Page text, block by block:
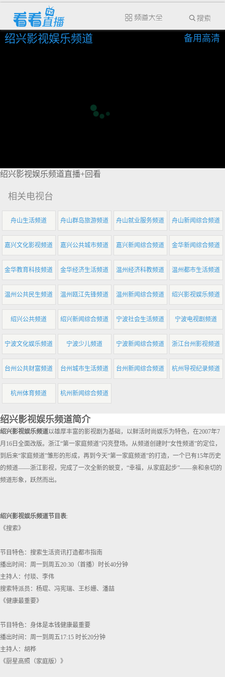
绍兴影视娱乐频道 备用高清
绍兴影视娱乐频道直播+回看
相关电视台
舟山生活频道 舟山群岛旅游频道 舟山就业服务频道 舟山新闻综合频道
嘉兴文化影视频道 嘉兴公共城市频道 嘉兴新闻综合频道 金华新闻综合频道
金华教育科技频道 金华经济生活频道 温州经济科教频道 温州都市生活频道
温州公共民生频道 温州瓯江先锋频道 温州新闻综合频道 绍兴影视娱乐频道
绍兴公共频道 绍兴新闻综合频道 宁波社会生活频道 宁波电视剧频道
宁波文化娱乐频道 宁波少儿频道 宁波新闻综合频道 浙江台州影视频道
台州公共财富频道 台州城市生活频道 台州新闻综合频道 杭州导视纪录频道
杭州体育频道 杭州新闻综合频道
绍兴影视娱乐频道简介
绍兴影视娱乐频道以雄厚丰富的影视剧为基础，以鲜活时尚娱乐为特色，在2007年7
月16日全面改版。浙江“第一家庭频道”闪亮登场。从频道创建时“女性频道”的定位，
到后来“家庭频道”雏形的形成，再到今天“第一家庭频道”的打造，一个已有15年历史
的频道——浙江影视，完成了一次全新的蜕变，“幸福，从家庭起步”——亲和亲切的
频道形象，跃然而出。
绍兴影视娱乐频道节目表:
《搜索》
节目特色：搜索生活资讯打造都市指南
播出时间：周一到周五20:30（首播）时长40分钟
主持人：付琰、李伟
搜索特派员：杨琨、冯宪瑞、王杉姗、潘喆
《健康最重要》
节目特色：身体是本钱健康最重要
播出时间：周一到周五17:15 时长20分钟
主持人：胡桦
《厨星高照（家庭版）》